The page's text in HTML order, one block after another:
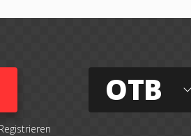
Registrieren
OTB